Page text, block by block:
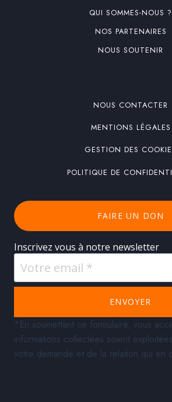
QUI SOMMES-NOUS ?
NOS PARTENAIRES
NOUS SOUTENIR
NOUS CONTACTER
MENTIONS LÉGALES
GESTION DES
POLITIQUE DE
FAIRE UN DON
Inscrivez vous à notre newsletter
ENVOYER
*En soumettant ce formulaire, vous
informations collectées soient
votre demande et de la relation qui en